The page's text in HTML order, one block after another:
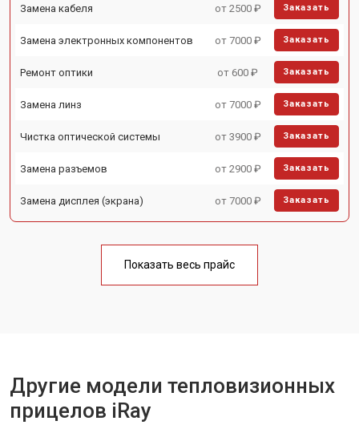
Замена кабеля от 2500 ₽ Заказать
Замена электронных компонентов от 7000 ₽ Заказать
Ремонт оптики от 600 ₽ Заказать
Замена линз от 7000 ₽ Заказать
Чистка оптической системы от 3900 ₽ Заказать
Замена разъемов от 2900 ₽ Заказать
Замена дисплея (экрана) от 7000 ₽ Заказать
Показать весь прайс
Другие модели тепловизионных
прицелов iRay